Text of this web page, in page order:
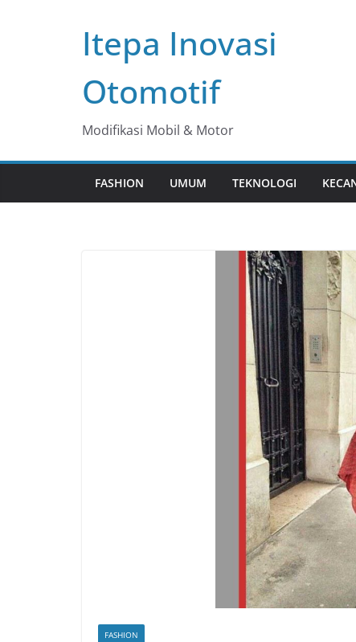
Itepa Inovasi
Otomotif
Modifikasi Mobil & Motor
FASHION UMUM TEKNOLOGI
FASHION